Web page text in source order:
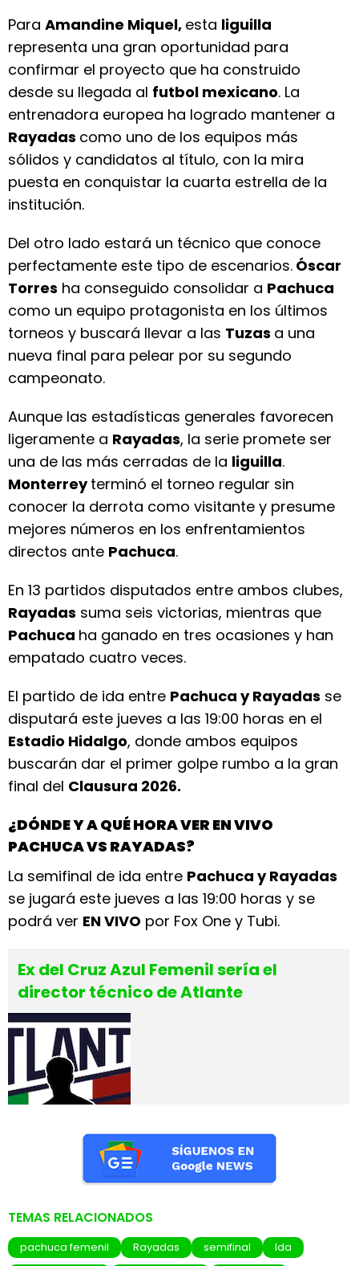
Para Amandine Miquel, esta liguilla
representa una gran oportunidad para
confirmar el proyecto que ha construido
desde su llegada al futbol mexicano. La
entrenadora europea ha logrado mantener a
Rayadas como uno de los equipos más
sólidos y candidatos al título, con la mira
puesta en conquistar la cuarta estrella de la
institución.
Del otro lado estará un técnico que conoce
perfectamente este tipo de escenarios. Óscar
Torres ha conseguido consolidar a Pachuca
como un equipo protagonista en los últimos
torneos y buscará llevar a las Tuzas a una
nueva final para pelear por su segundo
campeonato.
Aunque las estadísticas generales favorecen
ligeramente a Rayadas, la serie promete ser
una de las más cerradas de la liguilla.
Monterreyterminó el torneo regular sin
conocer la derrota como visitante y presume
mejores números en los enfrentamientos
directos ante Pachuca.
En 13 partidos disputados entre ambos clubes,
Rayadas suma seis victorias, mientras que
Pachuca ha ganado en tres ocasiones y han
empatado cuatro veces.
El partido de ida entre Pachuca y Rayadas se
disputará este jueves a las 19:00 horas en el
Estadio Hidalgo, donde ambos equipos
buscarán dar el primer golpe rumbo a la gran
final del Clausura 2026.
¿DÓNDE Y A QUÉ HORA VER EN VIVO
PACHUCA VS RAYADAS?
La semifinal de ida entre Pachuca y Rayadas
se jugará este jueves a las 19:00 horas y se
podrá ver EN VIVO por Fox One y Tubi.
Ex del Cruz Azul Femenil sería el
director técnico de Atlante
TEMAS RELACIONADOS
pachuca femenil Rayadas semifinal
Ida